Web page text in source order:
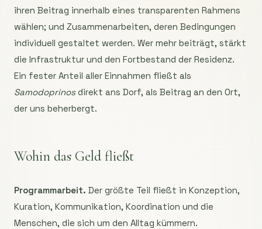
ihren Beitrag innerhalb eines transparenten Rahmens
wählen; und Zusammenarbeiten, deren Bedingungen
individuell gestaltet werden. Wer mehr beiträgt, stärkt
die Infrastruktur und den Fortbestand der Residenz.
Ein fester Anteil aller Einnahmen fließt als
Samodoprinosdirekt ans Dorf, als Beitrag an den Ort,
der uns beherbergt.
Wohin das Geld fließt
Programmarbeit. Der größte Teil fließt in Konzeption,
Kuration, Kommunikation, Koordination und die
Menschen, die sich um den Alltag kümmern.